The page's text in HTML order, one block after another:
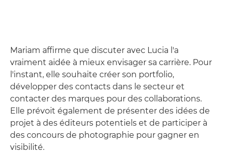
Mariam affirme que discuter avec Lucia l'a
vraiment aidée à mieux envisager sa carrière. Pour
l'instant, elle souhaite créer son portfolio,
développer des contacts dans le secteur et
contacter des marques pour des collaborations.
Elle prévoit également de présenter des idées de
projet à des éditeurs potentiels et de participer à
des concours de photographie pour gagner en
visibilité.